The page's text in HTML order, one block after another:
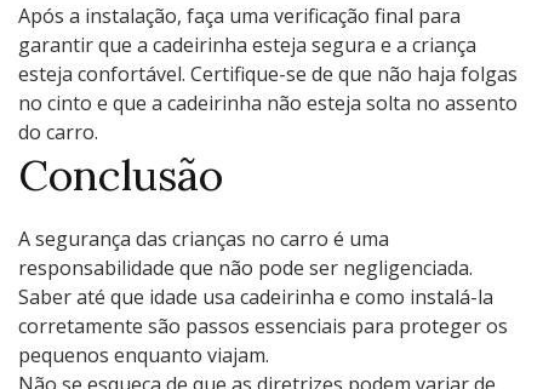
Após a instalação, faça uma verificação final para
garantir que a cadeirinha esteja segura e a criança
esteja confortável. Certifique-se de que não haja folgas
no cinto e que a cadeirinha não esteja solta no assento
do carro.
Conclusão
A segurança das crianças no carro é uma
responsabilidade que não pode ser negligenciada.
Saber até que idade usa cadeirinha e como instalá-la
corretamente são passos essenciais para proteger os
pequenos enquanto viajam.